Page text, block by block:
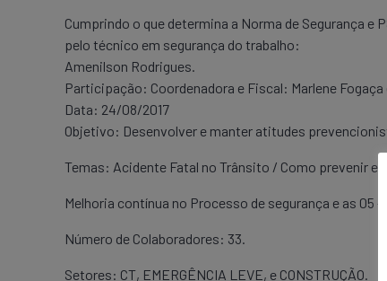
Cumprindo o que determina a Norma de Segurança e
pelo técnico em segurança do trabalho:
Amenilson Rodrigues.
Participação: Coordenadora e Fiscal: Marlene Fogaça
Data: 24/08/2017
Objetivo: Desenvolver e manter atitudes
Temas: Acidente Fatal no Trânsito / Como prevenir
Melhoria contínua no Processo de segurança e as 05 –
Número de Colaboradores: 33.
Setores: CT, EMERGÊNCIA LEVE, e CONSTRUÇÃO.